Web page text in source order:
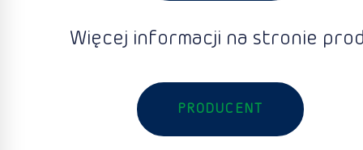
Więcej informacji na stronie
PRODUCENT